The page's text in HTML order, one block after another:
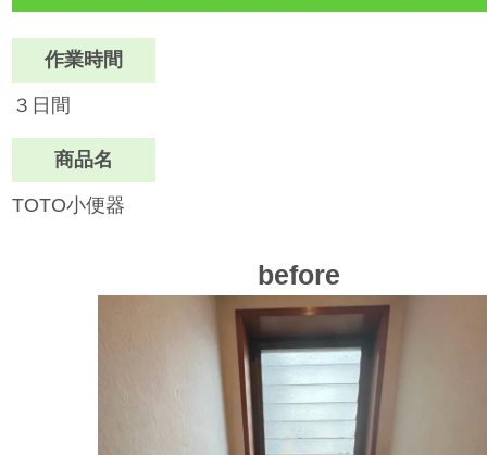
作業時間
３日間
商品名
TOTO小便器
before